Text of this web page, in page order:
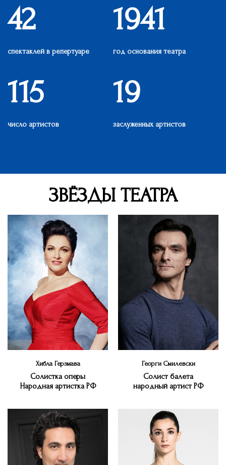
42
спектаклей в репертуаре
1941
год основания театра
115
число артистов
19
заслуженных артистов
ЗВЁЗДЫ ТЕАТРА
Хибла Герзмава
Солистка оперы
Народная артистка РФ
Георги Смилевски
Cолист балета
народный артист РФ